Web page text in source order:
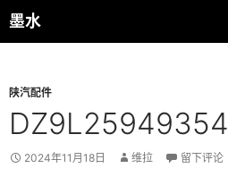
跳
至
墨水
搜
索
陕汽配件
2024年11月18日 维拉 留下评论